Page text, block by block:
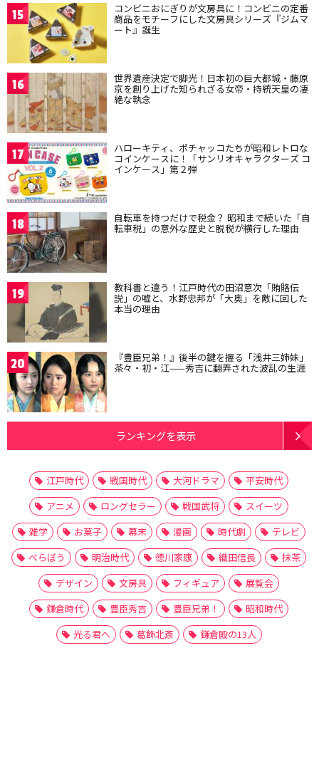
15 コンビニおにぎりが文房具に！コンビニの定番
商品をモチーフにした文房具シリーズ『ジムマ
ート』誕生
16 世界遺産決定で脚光！日本初の巨大都城・藤原
京を創り上げた知られざる女帝・持統天皇の凄
絶な執念
17 ハローキティ、ポチャッコたちが昭和レトロな
コインケースに！「サンリオキャラクターズ コ
インケース」第２弾
18 自転車を持つだけで税金？ 昭和まで続いた「自
転車税」の意外な歴史と脱税が横行した理由
19 教科書と違う！江戸時代の田沼意次「賄賂伝
説」の嘘と、水野忠邦が「大奥」を敵に回した
本当の理由
20 『豊臣兄弟！』後半の鍵を握る「浅井三姉妹」
茶々・初・江——秀吉に翻弄された波乱の生涯
ランキングを表示
江戸時代 戦国時代 大河ドラマ
平安時代
アニメ
ロングセラー 戦国武将
スイーツ
雑学
お菓子 幕末 漫画 時代劇
テレビ
べらぼう
明治時代 徳川家康 織田信長
抹茶
デザイン
文房具 フィギュア
展覧会
鎌倉時代
豊臣秀吉 豊臣兄弟！
昭和時代
光る君へ
葛飾北斎 鎌倉殿の13人